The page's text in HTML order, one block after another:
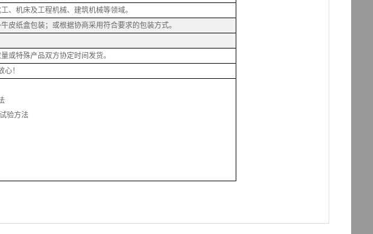
、机床及工程机械、建筑机械等领域。
皮纸盒包装；或根据协商采用符合要求的包装方式。
或特殊产品双方协定时间发货。
！
验方法